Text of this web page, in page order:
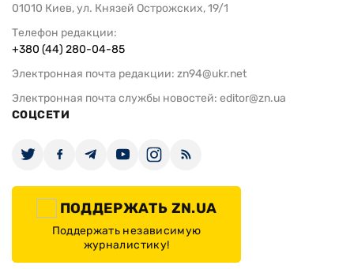
01010 Киев, ул. Князей Острожских, 19/1
Телефон редакции:
+380 (44) 280-04-85
Электронная почта редакции: zn94@ukr.net
Электронная почта службы новостей: editor@zn.ua
СОЦСЕТИ
ПОДДЕРЖАТЬ ZN.UA
Поддержать независимую
журналистику!